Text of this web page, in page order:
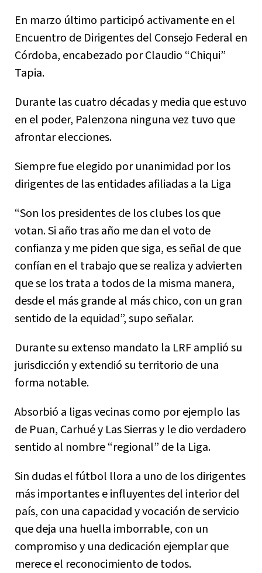
En marzo último participó activamente en el
Encuentro de Dirigentes del Consejo Federal en
Córdoba, encabezado por Claudio “Chiqui”
Tapia.
Durante las cuatro décadas y media que estuvo
en el poder, Palenzona ninguna vez tuvo que
afrontar elecciones.
Siempre fue elegido por unanimidad por los
dirigentes de las entidades afiliadas a la Liga
“Son los presidentes de los clubes los que
votan. Si año tras año me dan el voto de
confianza y me piden que siga, es señal de que
confían en el trabajo que se realiza y advierten
que se los trata a todos de la misma manera,
desde el más grande al más chico, con un gran
sentido de la equidad”, supo señalar.
Durante su extenso mandato la LRF amplió su
jurisdicción y extendió su territorio de una
forma notable.
Absorbió a ligas vecinas como por ejemplo las
de Puan, Carhué y Las Sierras y le dio verdadero
sentido al nombre “regional” de la Liga.
Sin dudas el fútbol llora a uno de los dirigentes
más importantes e influyentes del interior del
país, con una capacidad y vocación de servicio
que deja una huella imborrable, con un
compromiso y una dedicación ejemplar que
merece el reconocimiento de todos.